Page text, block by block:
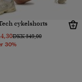
cykelshorts
Pris nedsat fra
DKK 349,00til
30%